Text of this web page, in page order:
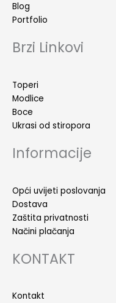
Blog
Portfolio
Brzi Linkovi
Toperi
Modlice
Boce
Ukrasi od stiropora
Informacije
Opći uvijeti poslovanja
Dostava
Zaštita privatnosti
Načini plačanja
KONTAKT
Kontakt